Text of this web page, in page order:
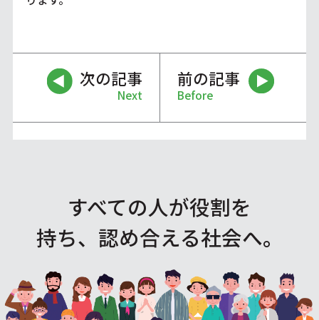
次の記事
Next
前の記事
Before
すべての人が役割を
持ち、認め合える社会へ。